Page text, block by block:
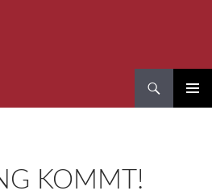
KOMMT!